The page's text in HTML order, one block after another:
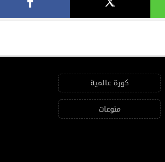
كورة عالمية
منوعات